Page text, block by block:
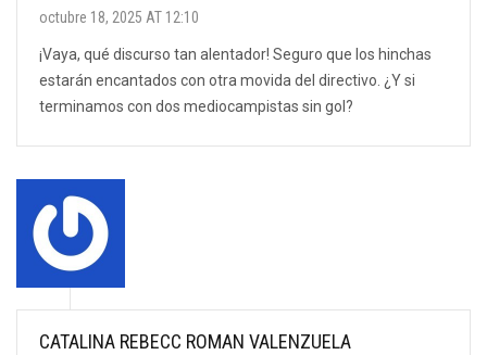
octubre 18, 2025 AT 12:10
¡Vaya, qué discurso tan alentador! Seguro que los hinchas
estarán encantados con otra movida del directivo. ¿Y si
terminamos con dos mediocampistas sin gol?
CATALINA REBECC ROMAN VALENZUELA